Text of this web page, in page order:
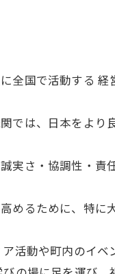
全国で活動する 経
では、日本をより
実さ・協調性・責
めるために、特に
活動や町内のイベ